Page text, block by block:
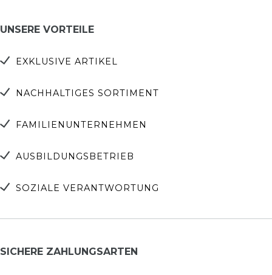
UNSERE VORTEILE
EXKLUSIVE ARTIKEL
NACHHALTIGES SORTIMENT
FAMILIENUNTERNEHMEN
AUSBILDUNGSBETRIEB
SOZIALE VERANTWORTUNG
SICHERE ZAHLUNGSARTEN